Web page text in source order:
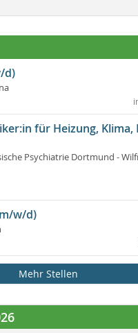
d)
für Heizung,
Psychiatrie Dortmund -
w/d)
Mehr Stellen